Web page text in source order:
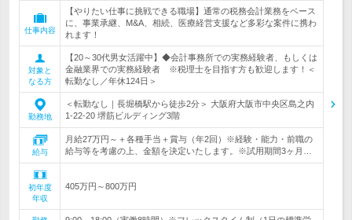
仕事内容
【やりたい仕事に挑戦できる職場】通常の税務会計業務をベース
に、事業承継、M&A、相続、医療経営支援など多彩な案件に携わ
れます！
対象と
なる方
【20～30代男女活躍中】◆会計事務所での実務経験者、もしくは
金融業界での実務経験者 ※税理士を目指す方も歓迎します！＜
転勤なし／年休124日＞
勤務地
＜転勤なし｜長堀橋駅から徒歩2分＞ 大阪府大阪市中央区島之内
1-22-20 堺筋ビルディング3階
給与
月給27万円～＋各種手当＋賞与（年2回）※経験・能力・前職の
給与等を考慮の上、金額を決定いたします。※試用期間3ヶ月…
初年度
年収
405万円～800万円